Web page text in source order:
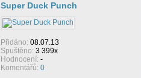
Super Duck Punch
Přidáno: 08.07.13
Spuštěno: 3 399x
Hodnocení: -
Komentářů: 0